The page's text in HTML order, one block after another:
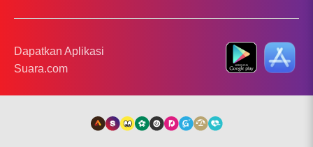
Dapatkan Aplikasi
Suara.com